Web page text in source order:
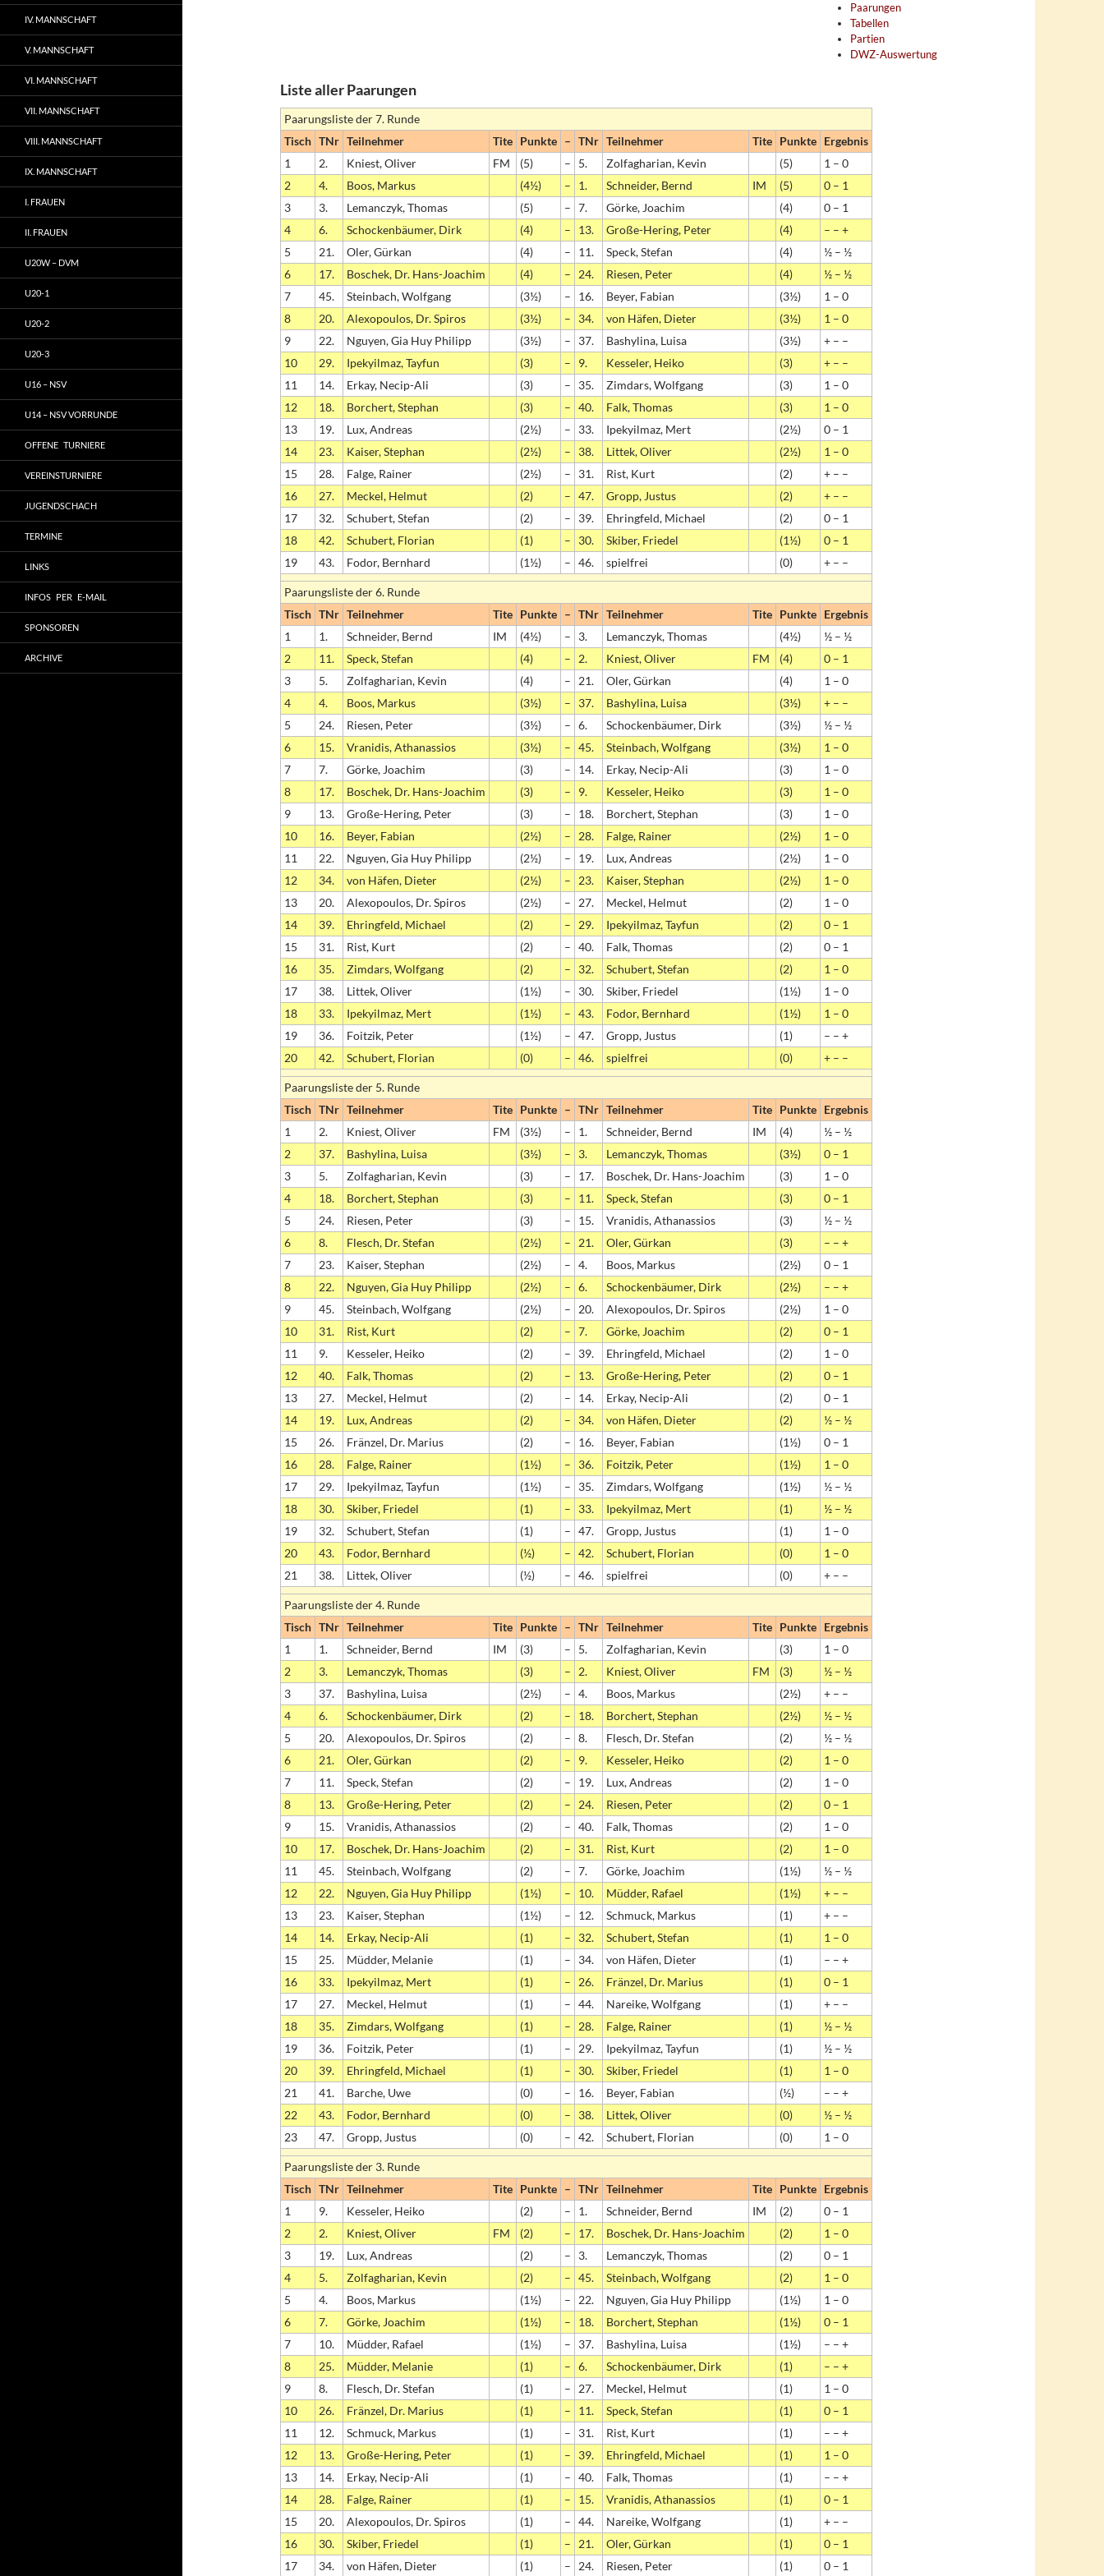
Paarungen
Tabellen
Partien
DWZ-Auswertung
Liste aller Paarungen
Paarungsliste der 7. Runde
Tisch TNr Teilnehmer Tite Punkte – TNr Teilnehmer Tite Punkte Ergebnis
1
2. Kniest, Oliver FM (5) – 5. Zolfagharian, Kevin (5)
1 – 0
2
4. Boos, Markus (4½) – 1. Schneider, Bernd IM (5)
0 – 1
3
3. Lemanczyk, Thomas (5) – 7. Görke, Joachim (4)
0 – 1
4
6. Schockenbäumer, Dirk (4) – 13. Große-Hering, Peter (4)
– – +
5
21. Oler, Gürkan (4) – 11. Speck, Stefan (4)
½ – ½
6
17. Boschek, Dr. Hans-Joachim (4) – 24. Riesen, Peter (4)
½ – ½
7
45. Steinbach, Wolfgang (3½) – 16. Beyer, Fabian (3½)
1 – 0
8
20. Alexopoulos, Dr. Spiros (3½) – 34. von Häfen, Dieter (3½)
1 – 0
9
22. Nguyen, Gia Huy Philipp (3½) – 37. Bashylina, Luisa (3½)
+ – –
10
29. Ipekyilmaz, Tayfun (3) – 9. Kesseler, Heiko (3)
+ – –
11
14. Erkay, Necip-Ali (3) – 35. Zimdars, Wolfgang (3)
1 – 0
12
18. Borchert, Stephan (3) – 40. Falk, Thomas (3)
1 – 0
13
19. Lux, Andreas (2½) – 33. Ipekyilmaz, Mert (2½)
0 – 1
14
23. Kaiser, Stephan (2½) – 38. Littek, Oliver (2½)
1 – 0
15
28. Falge, Rainer (2½) – 31. Rist, Kurt (2)
+ – –
16
27. Meckel, Helmut (2) – 47. Gropp, Justus (2)
+ – –
17
32. Schubert, Stefan (2) – 39. Ehringfeld, Michael (2)
0 – 1
18
42. Schubert, Florian (1) – 30. Skiber, Friedel (1½)
0 – 1
19
43. Fodor, Bernhard (1½) – 46. spielfrei (0) + – –
Paarungsliste der 6. Runde
Tisch TNr Teilnehmer Tite Punkte – TNr Teilnehmer Tite Punkte Ergebnis
1
1. Schneider, Bernd IM (4½) – 3. Lemanczyk, Thomas (4½)
½ – ½
2
11. Speck, Stefan (4) – 2. Kniest, Oliver FM (4)
0 – 1
3
5. Zolfagharian, Kevin (4) – 21. Oler, Gürkan (4)
1 – 0
4
4. Boos, Markus (3½) – 37. Bashylina, Luisa (3½)
+ – –
5
24. Riesen, Peter (3½) – 6. Schockenbäumer, Dirk (3½)
½ – ½
6
15. Vranidis, Athanassios (3½) – 45. Steinbach, Wolfgang (3½)
1 – 0
7
7. Görke, Joachim (3) – 14. Erkay, Necip-Ali (3)
1 – 0
8
17. Boschek, Dr. Hans-Joachim (3) – 9. Kesseler, Heiko (3)
1 – 0
9
13. Große-Hering, Peter (3) – 18. Borchert, Stephan (3)
1 – 0
10
16. Beyer, Fabian (2½) – 28. Falge, Rainer (2½)
1 – 0
11
22. Nguyen, Gia Huy Philipp (2½) – 19. Lux, Andreas (2½)
1 – 0
12
34. von Häfen, Dieter (2½) – 23. Kaiser, Stephan (2½)
1 – 0
13
20. Alexopoulos, Dr. Spiros (2½) – 27. Meckel, Helmut (2)
1 – 0
14
39. Ehringfeld, Michael (2) – 29. Ipekyilmaz, Tayfun (2)
0 – 1
15
31. Rist, Kurt (2) – 40. Falk, Thomas (2)
0 – 1
16
35. Zimdars, Wolfgang (2) – 32. Schubert, Stefan (2)
1 – 0
17
38. Littek, Oliver (1½) – 30. Skiber, Friedel (1½)
1 – 0
18
33. Ipekyilmaz, Mert (1½) – 43. Fodor, Bernhard (1½)
1 – 0
19
36. Foitzik, Peter (1½) – 47. Gropp, Justus (1)
– – +
20
42. Schubert, Florian (0) – 46. spielfrei (0) + – –
Paarungsliste der 5. Runde
Tisch TNr Teilnehmer Tite Punkte – TNr Teilnehmer Tite Punkte Ergebnis
1
2. Kniest, Oliver FM (3½) – 1. Schneider, Bernd IM (4)
½ – ½
2
37. Bashylina, Luisa (3½) – 3. Lemanczyk, Thomas (3½)
0 – 1
3
5. Zolfagharian, Kevin (3) – 17. Boschek, Dr. Hans-Joachim (3)
1 – 0
4
18. Borchert, Stephan (3) – 11. Speck, Stefan (3)
0 – 1
5
24. Riesen, Peter (3) – 15. Vranidis, Athanassios (3)
½ – ½
6
8. Flesch, Dr. Stefan (2½) – 21. Oler, Gürkan (3)
– – +
7
23. Kaiser, Stephan (2½) – 4. Boos, Markus (2½)
0 – 1
8
22. Nguyen, Gia Huy Philipp (2½) – 6. Schockenbäumer, Dirk (2½)
– – +
9
45. Steinbach, Wolfgang (2½) – 20. Alexopoulos, Dr. Spiros (2½)
1 – 0
10
31. Rist, Kurt (2) – 7. Görke, Joachim (2)
0 – 1
11
9. Kesseler, Heiko (2) – 39. Ehringfeld, Michael (2)
1 – 0
12
40. Falk, Thomas (2) – 13. Große-Hering, Peter (2)
0 – 1
13
27. Meckel, Helmut (2) – 14. Erkay, Necip-Ali (2)
0 – 1
14
19. Lux, Andreas (2) – 34. von Häfen, Dieter (2)
½ – ½
15
26. Fränzel, Dr. Marius (2) – 16. Beyer, Fabian (1½)
0 – 1
16
28. Falge, Rainer (1½) – 36. Foitzik, Peter (1½)
1 – 0
17
29. Ipekyilmaz, Tayfun (1½) – 35. Zimdars, Wolfgang (1½)
½ – ½
18
30. Skiber, Friedel (1) – 33. Ipekyilmaz, Mert (1)
½ – ½
19
32. Schubert, Stefan (1) – 47. Gropp, Justus (1)
1 – 0
20
43. Fodor, Bernhard (½) – 42. Schubert, Florian (0)
1 – 0
21
38. Littek, Oliver (½) – 46. spielfrei (0) + – –
Paarungsliste der 4. Runde
Tisch TNr Teilnehmer Tite Punkte – TNr Teilnehmer Tite Punkte Ergebnis
1
1. Schneider, Bernd IM (3) – 5. Zolfagharian, Kevin (3)
1 – 0
2
3. Lemanczyk, Thomas (3) – 2. Kniest, Oliver FM (3)
½ – ½
3
37. Bashylina, Luisa (2½) – 4. Boos, Markus (2½)
+ – –
4
6. Schockenbäumer, Dirk (2) – 18. Borchert, Stephan (2½)
½ – ½
5
20. Alexopoulos, Dr. Spiros (2) – 8. Flesch, Dr. Stefan (2)
½ – ½
6
21. Oler, Gürkan (2) – 9. Kesseler, Heiko (2)
1 – 0
7
11. Speck, Stefan (2) – 19. Lux, Andreas (2)
1 – 0
8
13. Große-Hering, Peter (2) – 24. Riesen, Peter (2)
0 – 1
9
15. Vranidis, Athanassios (2) – 40. Falk, Thomas (2)
1 – 0
10
17. Boschek, Dr. Hans-Joachim (2) – 31. Rist, Kurt (2)
1 – 0
11
45. Steinbach, Wolfgang (2) – 7. Görke, Joachim (1½)
½ – ½
12
22. Nguyen, Gia Huy Philipp (1½) – 10. Müdder, Rafael (1½)
+ – –
13
23. Kaiser, Stephan (1½) – 12. Schmuck, Markus (1)
+ – –
14
14. Erkay, Necip-Ali (1) – 32. Schubert, Stefan (1)
1 – 0
15
25. Müdder, Melanie (1) – 34. von Häfen, Dieter (1)
– – +
16
33. Ipekyilmaz, Mert (1) – 26. Fränzel, Dr. Marius (1)
0 – 1
17
27. Meckel, Helmut (1) – 44. Nareike, Wolfgang (1)
+ – –
18
35. Zimdars, Wolfgang (1) – 28. Falge, Rainer (1)
½ – ½
19
36. Foitzik, Peter (1) – 29. Ipekyilmaz, Tayfun (1)
½ – ½
20
39. Ehringfeld, Michael (1) – 30. Skiber, Friedel (1)
1 – 0
21
41. Barche, Uwe (0) – 16. Beyer, Fabian (½)
– – +
22
43. Fodor, Bernhard (0) – 38. Littek, Oliver (0)
½ – ½
23
47. Gropp, Justus (0) – 42. Schubert, Florian (0) 1 – 0
Paarungsliste der 3. Runde
Tisch TNr Teilnehmer Tite Punkte – TNr Teilnehmer Tite Punkte Ergebnis
1
9. Kesseler, Heiko (2) – 1. Schneider, Bernd IM (2)
0 – 1
2
2. Kniest, Oliver FM (2) – 17. Boschek, Dr. Hans-Joachim (2)
1 – 0
3
19. Lux, Andreas (2) – 3. Lemanczyk, Thomas (2)
0 – 1
4
5. Zolfagharian, Kevin (2) – 45. Steinbach, Wolfgang (2)
1 – 0
5
4. Boos, Markus (1½) – 22. Nguyen, Gia Huy Philipp (1½)
1 – 0
6
7. Görke, Joachim (1½) – 18. Borchert, Stephan (1½)
0 – 1
7
10. Müdder, Rafael (1½) – 37. Bashylina, Luisa (1½)
– – +
8
25. Müdder, Melanie (1) – 6. Schockenbäumer, Dirk (1)
– – +
9
8. Flesch, Dr. Stefan (1) – 27. Meckel, Helmut (1)
1 – 0
10
26. Fränzel, Dr. Marius (1) – 11. Speck, Stefan (1)
0 – 1
11
12. Schmuck, Markus (1) – 31. Rist, Kurt (1)
– – +
12
13. Große-Hering, Peter (1) – 39. Ehringfeld, Michael (1)
1 – 0
13
14. Erkay, Necip-Ali (1) – 40. Falk, Thomas (1)
– – +
14
28. Falge, Rainer (1) – 15. Vranidis, Athanassios (1)
0 – 1
15
20. Alexopoulos, Dr. Spiros (1) – 44. Nareike, Wolfgang (1)
+ – –
16
30. Skiber, Friedel (1) – 21. Oler, Gürkan (1)
0 – 1
17
34. von Häfen, Dieter (1) – 24. Riesen, Peter (1) 0 – 1
IV. MANNSCHAFT
V. MANNSCHAFT
VI. MANNSCHAFT
VII. MANNSCHAFT
VIII. MANNSCHAFT
IX. MANNSCHAFT
I. FRAUEN
II. FRAUEN
U20W – DVM
U20-1
U20-2
U20-3
U16 – NSV
U14 – NSV VORRUNDE
OFFENE TURNIERE
VEREINSTURNIERE
JUGENDSCHACH
TERMINE
LINKS
INFOS PER E-MAIL
SPONSOREN
ARCHIVE